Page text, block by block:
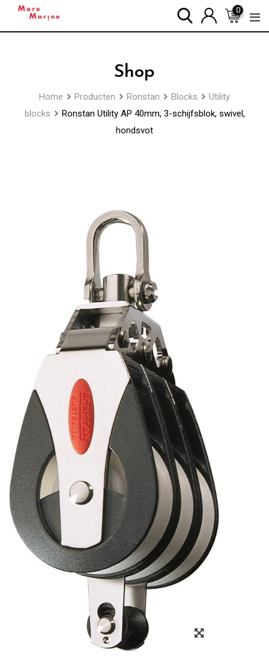
0
Shop
Home Producten Ronstan Blocks
Utility
blocks
Ronstan Utility AP 40mm, 3-schijfsblok, swivel,
hondsvot